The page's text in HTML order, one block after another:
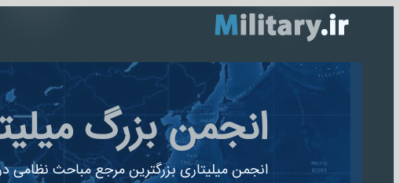
انجمن بزرگ
انجمن میلیتاری بزرگترین مرجع مباحث نظامی